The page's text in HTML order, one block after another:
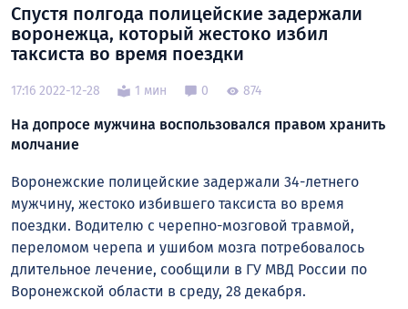
Спустя полгода полицейские задержали
воронежца, который жестоко избил
таксиста во время поездки
17:16 2022-12-28 1 мин 0 874
На допросе мужчина воспользовался правом хранить
молчание
Воронежские полицейские задержали 34-летнего
мужчину, жестоко избившего таксиста во время
поездки. Водителю с черепно-мозговой травмой,
переломом черепа и ушибом мозга потребовалось
длительное лечение, сообщили в ГУ МВД России по
Воронежской области в среду, 28 декабря.